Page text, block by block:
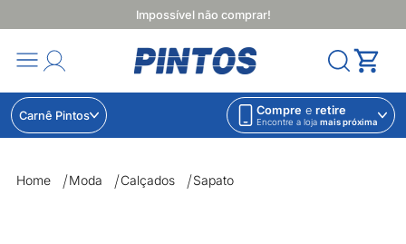
Impossível não comprar!
Carnê Pintos Compre e retire
Encontre a loja mais próxima
Home
Moda Calçados Sapato